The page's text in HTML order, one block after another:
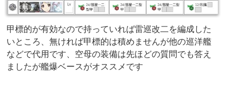
甲標的が有効なので持っていれば雷巡改二を編成した
いところ、無ければ甲標的は積めませんが他の巡洋艦
などで代用です、空母の装備は先ほどの質問でも答え
ましたが艦爆ベースがオススメです